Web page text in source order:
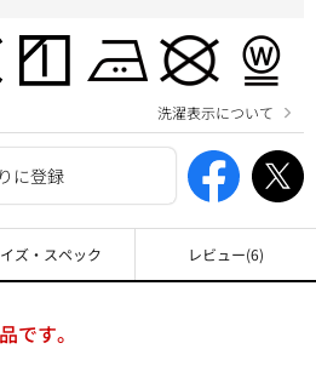
に登録
洗濯表示について
です。
ズ・スペック レビュー(6)